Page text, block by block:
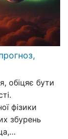
обіцяє бути
фізики
збурень